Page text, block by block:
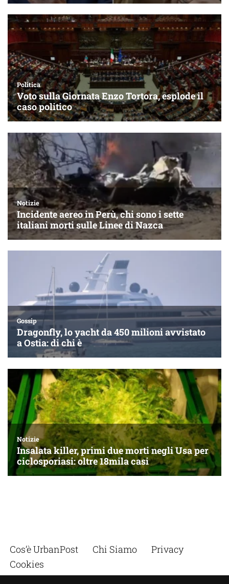
Cos’è UrbanPost Chi Siamo
Privacy
Cookies